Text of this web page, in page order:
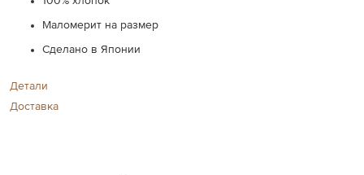
Маломерит на размер
Сделано в Японии
Детали
Доставка